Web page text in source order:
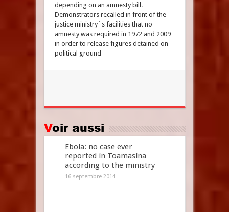
depending on an amnesty bill.
Demonstrators recalled in front of the
justice ministry´s facilities that no
amnesty was required in 1972 and 2009
in order to release figures detained on
political ground
Voir aussi
Ebola: no case ever
reported in Toamasina
according to the ministry
16 septembre 2014